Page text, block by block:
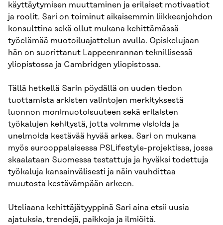
käyttäytymisen muuttaminen ja erilaiset motivaatiot
ja roolit. Sari on toiminut aikaisemmin liikkeenjohdon
konsulttina sekä ollut mukana kehittämässä
työelämää muotoiluajattelun avulla. Opiskelujaan
hän on suorittanut Lappeenrannan teknillisessä
yliopistossa ja Cambridgen yliopistossa.
Tällä hetkellä Sarin pöydällä on uuden tiedon
tuottamista arkisten valintojen merkityksestä
luonnon monimuotoisuuteen sekä erilaisten
työkalujen kehitystä, jotta voimme visioida ja
unelmoida kestävää hyvää arkea. Sari on mukana
myös eurooppalaisessa PSLifestyle-projektissa, jossa
skaalataan Suomessa testattuja ja hyväksi todettuja
työkaluja kansainvälisesti ja näin vauhdittaa
muutosta kestävämpään arkeen.
Uteliaana kehittäjätyyppinä Sari aina etsii uusia
ajatuksia, trendejä, paikkoja ja ilmiöitä.